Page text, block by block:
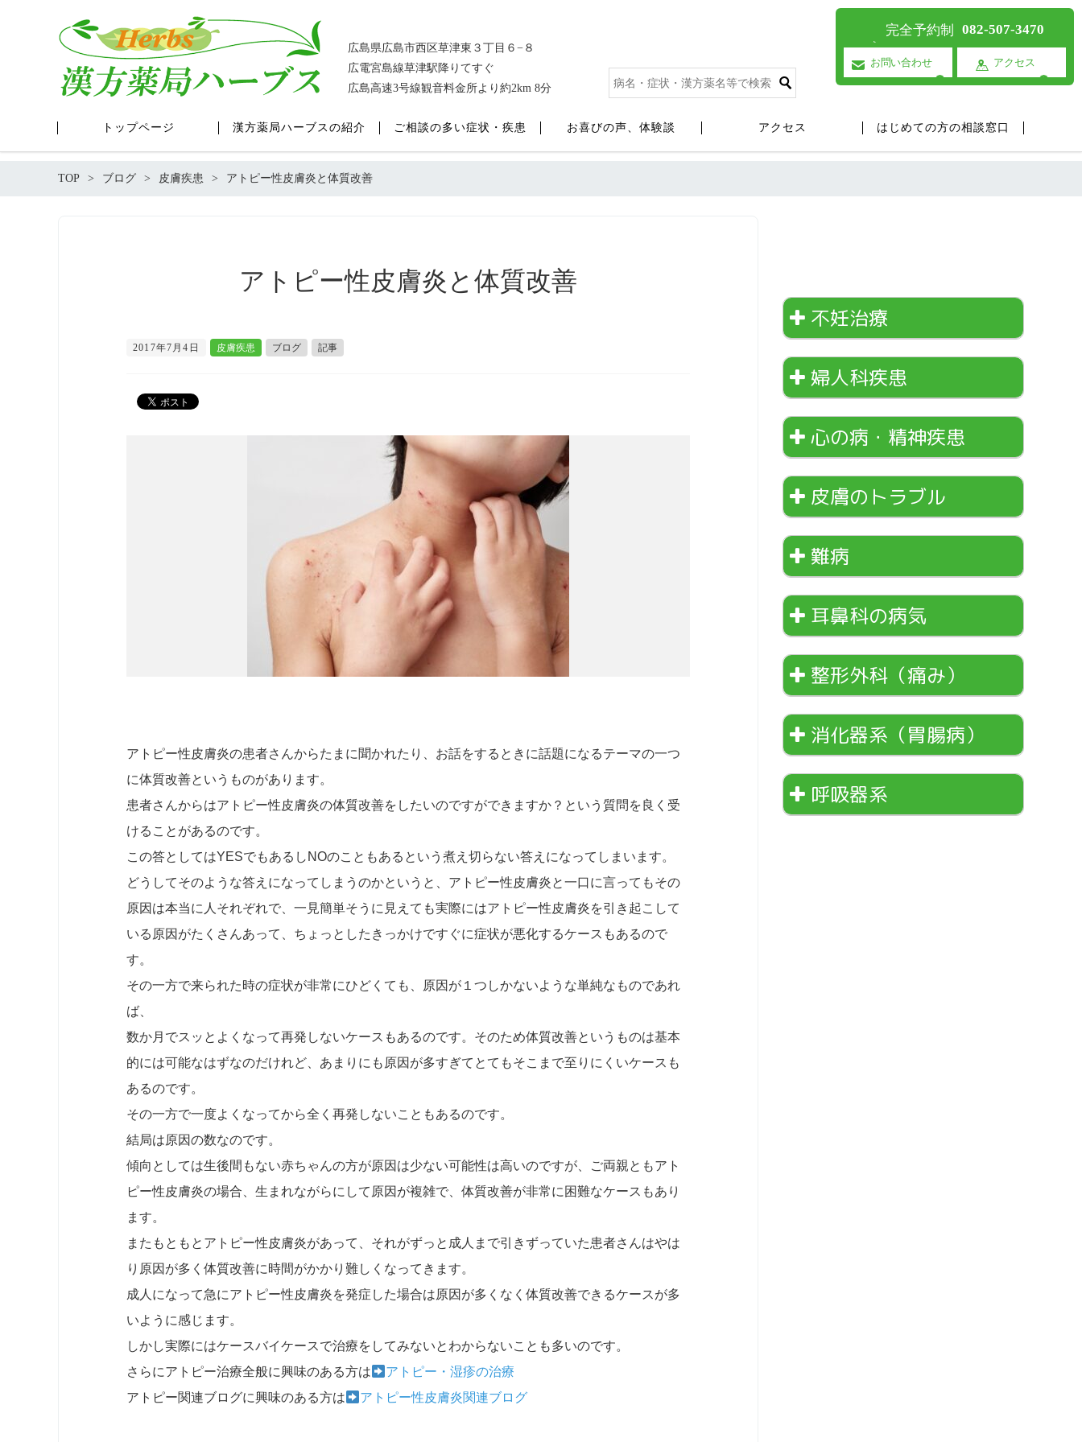
広島県広島市西区草津東３丁目６−８
広電宮島線草津駅降りてすぐ
広島高速3号線観音料金所より約2km 8分
完全予約制 082-507-3470
お問い合わせ アクセス
トップページ 漢方薬局ハーブスの紹介 ご相談の多い症状・疾患 お喜びの声、体験談 アクセス はじめての方の相談窓口
TOP ブログ 皮膚疾患 アトピー性皮膚炎と体質改善
アトピー性皮膚炎と体質改善
2017年7月4日 皮膚疾患 ブログ 記事
アトピー性皮膚炎の患者さんからたまに聞かれたり、お話をするときに話題になるテーマの一つ
に体質改善というものがあります。
患者さんからはアトピー性皮膚炎の体質改善をしたいのですができますか？という質問を良く受
けることがあるのです。
この答としてはYESでもあるしNOのこともあるという煮え切らない答えになってしまいます。
どうしてそのような答えになってしまうのかというと、アトピー性皮膚炎と一口に言ってもその
原因は本当に人それぞれで、一見簡単そうに見えても実際にはアトピー性皮膚炎を引き起こして
いる原因がたくさんあって、ちょっとしたきっかけですぐに症状が悪化するケースもあるので
す。
その一方で来られた時の症状が非常にひどくても、原因が１つしかないような単純なものであれ
ば、
数か月でスッとよくなって再発しないケースもあるのです。そのため体質改善というものは基本
的には可能なはずなのだけれど、あまりにも原因が多すぎてとてもそこまで至りにくいケースも
あるのです。
その一方で一度よくなってから全く再発しないこともあるのです。
結局は原因の数なのです。
傾向としては生後間もない赤ちゃんの方が原因は少ない可能性は高いのですが、ご両親ともアト
ピー性皮膚炎の場合、生まれながらにして原因が複雑で、体質改善が非常に困難なケースもあり
ます。
またもともとアトピー性皮膚炎があって、それがずっと成人まで引きずっていた患者さんはやは
り原因が多く体質改善に時間がかかり難しくなってきます。
成人になって急にアトピー性皮膚炎を発症した場合は原因が多くなく体質改善できるケースが多
いように感じます。
しかし実際にはケースバイケースで治療をしてみないとわからないことも多いのです。
さらにアトピー治療全般に興味のある方は
アトピー・湿疹の治療
アトピー関連ブログに興味のある方は
アトピー性皮膚炎関連ブログ
不妊治療
婦人科疾患
心の病・精神疾患
皮膚のトラブル
難病
耳鼻科の病気
整形外科（痛み）
消化器系（胃腸病）
呼吸器系